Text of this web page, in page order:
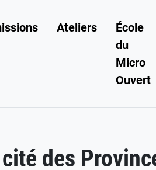
Ateliers
École
du
Micro
Ouvert
des